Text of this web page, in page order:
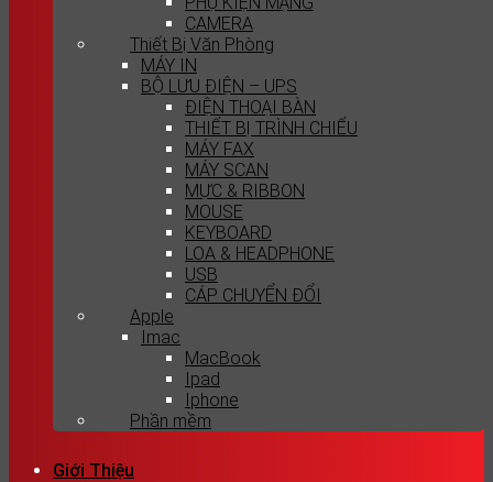
CAMERA
Thiết Bị Văn Phòng
MÁY IN
BỘ LƯU ĐIỆN – UPS
ĐIỆN THOẠI BÀN
THIẾT BỊ TRÌNH CHIẾU
MÁY FAX
MÁY SCAN
MỰC & RIBBON
MOUSE
KEYBOARD
LOA & HEADPHONE
USB
CÁP CHUYỂN ĐỔI
Apple
Imac
MacBook
Ipad
Iphone
Phần mềm
Giới Thiệu